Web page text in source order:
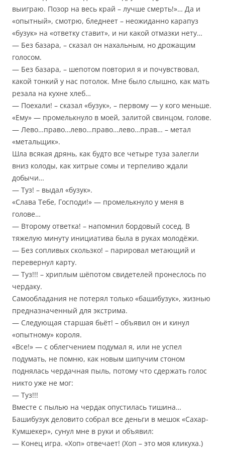
выиграю. Позор на весь край – лучше смерть!»… Да и
«опытный», смотрю, бледнеет – неожиданно карапуз
«бузук» на «ответку ставит», и ни какой отмазки нету…
— Без базара, – сказал он нахальным, но дрожащим
голосом.
— Без базара, – шепотом повторил я и почувствовал,
какой тонкий у нас потолок. Мне было слышно, как мать
резала на кухне хлеб…
— Поехали! – сказал «бузук», – первому — у кого меньше.
«Ему» — промелькнуло в моей, залитой свинцом, голове.
— Лево…право…лево…право…лево…прав… – метал
«метальщик».
Шла всякая дрянь, как будто все четыре туза залегли
вниз колоды, как хитрые сомы и терпеливо ждали
добычи…
— Туз! – выдал «бузук».
«Слава Тебе, Господи!» — промелькнуло у меня в
голове…
— Второму ответка! – напомнил бордовый сосед. В
тяжелую минуту инициатива была в руках молодёжи.
— Без сопливых скользко! – парировал метающий и
перевернул карту.
— Туз!!! – хриплым шёпотом свидетелей пронеслось по
чердаку.
Самообладания не потерял только «башибузук», жизнью
предназначенный для экстрима.
— Следующая старшая бьёт! – объявил он и кинул
«опытному» короля.
«Все!» — с облегчением подумал я, или не успел
подумать, не помню, как новым шипучим стоном
поднялась чердачная пыль, потому что сдержать голос
никто уже не мог:
— Туз!!!
Вместе с пылью на чердак опустилась тишина…
Башибузук деловито собрал все деньги в мешок «Сахар-
Кумшекер», сунул мне в руки и объявил:
— Конец игра. «Хоп» отвечает! (Хоп – это моя кликуха.)